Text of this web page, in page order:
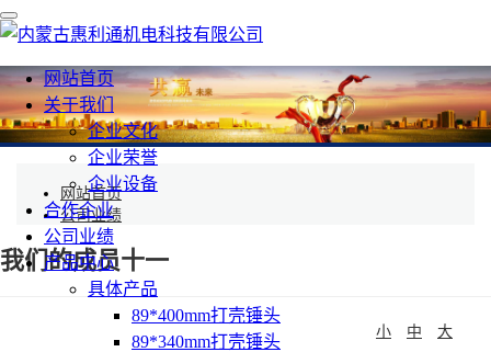
内
蒙
古
惠
利
通
机
限
公
网站首页
关于我们
企业文化
企业荣誉
企业设备
合作企业
公司业绩
产品中心
具体产品
89*400mm打壳锤头
89*340mm打壳锤头
公司业绩
网站首页
公司业绩
我们的成员十一
小 中 大